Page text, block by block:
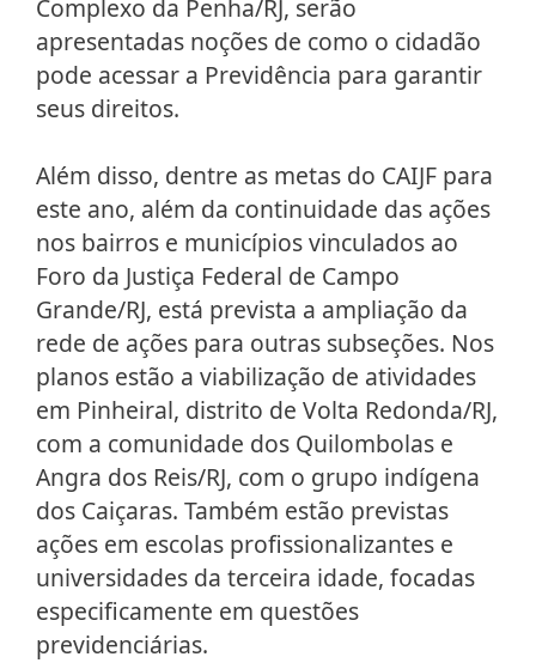
Complexo da Penha/RJ, serão
apresentadas noções de como o cidadão
pode acessar a Previdência para garantir
seus direitos.
Além disso, dentre as metas do CAIJF para
este ano, além da continuidade das ações
nos bairros e municípios vinculados ao
Foro da Justiça Federal de Campo
Grande/RJ, está prevista a ampliação da
rede de ações para outras subseções. Nos
planos estão a viabilização de atividades
em Pinheiral, distrito de Volta Redonda/RJ,
com a comunidade dos Quilombolas e
Angra dos Reis/RJ, com o grupo indígena
dos Caiçaras. Também estão previstas
ações em escolas profissionalizantes e
universidades da terceira idade, focadas
especificamente em questões
previdenciárias.